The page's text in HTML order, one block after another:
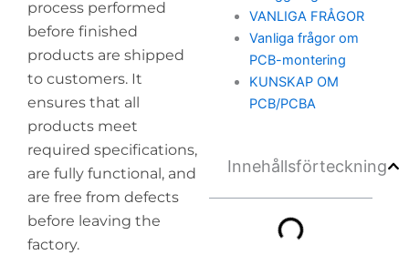
process performed
before finished
products are shipped
to customers. It
ensures that all
products meet
required specifications,
are fully functional, and
are free from defects
before leaving the
factory.
VANLIGA FRÅGOR
Vanliga frågor om
PCB-montering
KUNSKAP OM
PCB/PCBA
Innehållsförteckning